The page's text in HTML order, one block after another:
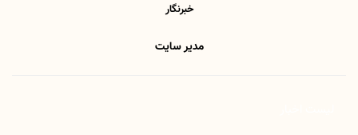
خبرنگار
مدیر سایت